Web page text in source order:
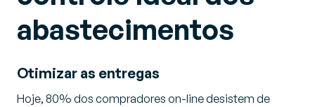
abastecimentos
Otimizar as entregas
Hoje, 80% dos compradores on-line desistem de